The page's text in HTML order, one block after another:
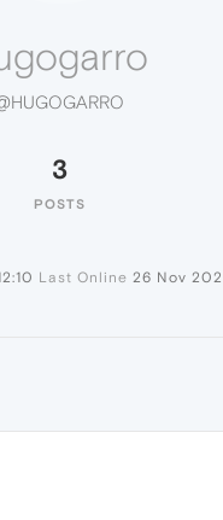
3
POSTS
Last Online 26 Nov